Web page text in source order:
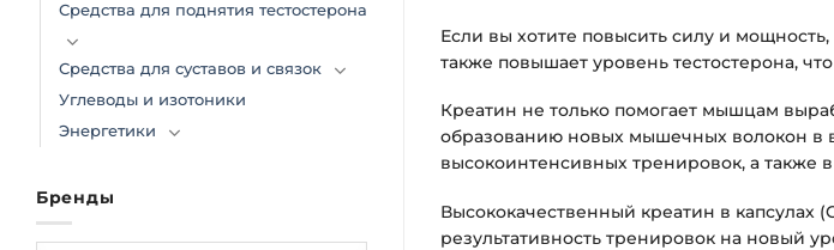
Средства для поднятия тестостерона
Средства для суставов и связок
Углеводы и изотоники
Энергетики
Бренды
Если вы хотите повысить силу и
также повышает уровень тестостерона,
Креатин не только помогает мышцам
образованию новых мышечных волокон в
высокоинтенсивных тренировок, а также
Высококачественный креатин в капсулах
результативность тренировок на новый